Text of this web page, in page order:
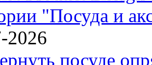
"Посуда и
2026
посуде